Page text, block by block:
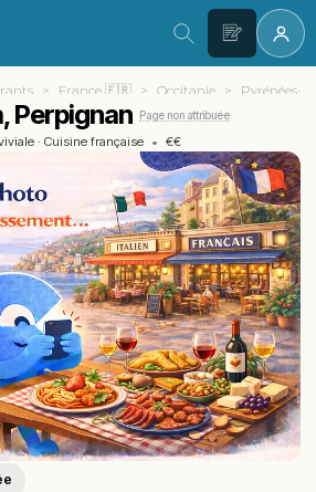
France 🇫🇷 Occitanie Pyrénées-
Perpignan Page non attribuée
· Cuisine française • €€